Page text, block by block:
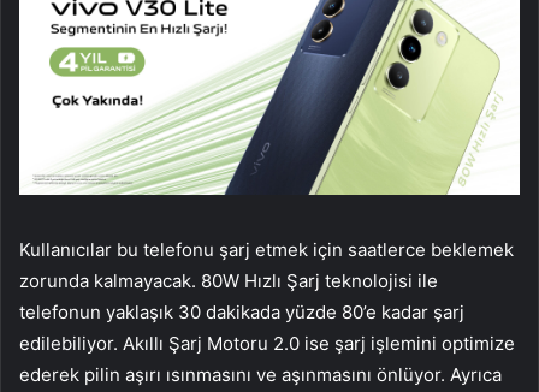
Kullanıcılar bu telefonu şarj etmek için saatlerce beklemek
zorunda kalmayacak. 80W Hızlı Şarj teknolojisi ile
telefonun yaklaşık 30 dakikada yüzde 80’e kadar şarj
edilebiliyor. Akıllı Şarj Motoru 2.0 ise şarj işlemini optimize
ederek pilin aşırı ısınmasını ve aşınmasını önlüyor. Ayrıca